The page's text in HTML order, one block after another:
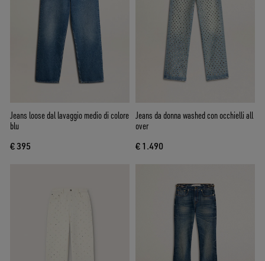
Jeans loose dal lavaggio medio di colore
blu
€ 395
Jeans da donna washed con occhielli all
over
€ 1.490